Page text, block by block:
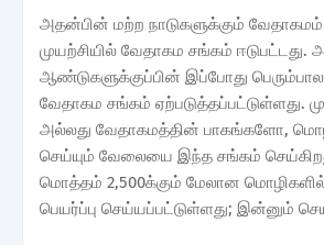
அதன்பின் மற்ற நாடுகளுக்கும் வேதாகமம்
முயற்சியில் வேதாகம சங்கம் ஈடுபட்டது.
ஆண்டுகளுக்குப்பின் இப்போது
வேதாகம சங்கம் ஏற்படுத்தப்பட்டுள்ளது.
அல்லது வேதாகமத்தின் பாகங்களோ,
செய்யும் வேலையை இந்த சங்கம்
மொத்தம் 2,500க்கும் மேலான
பெயர்ப்பு செய்யப்பட்டுள்ளது; இன்னும்